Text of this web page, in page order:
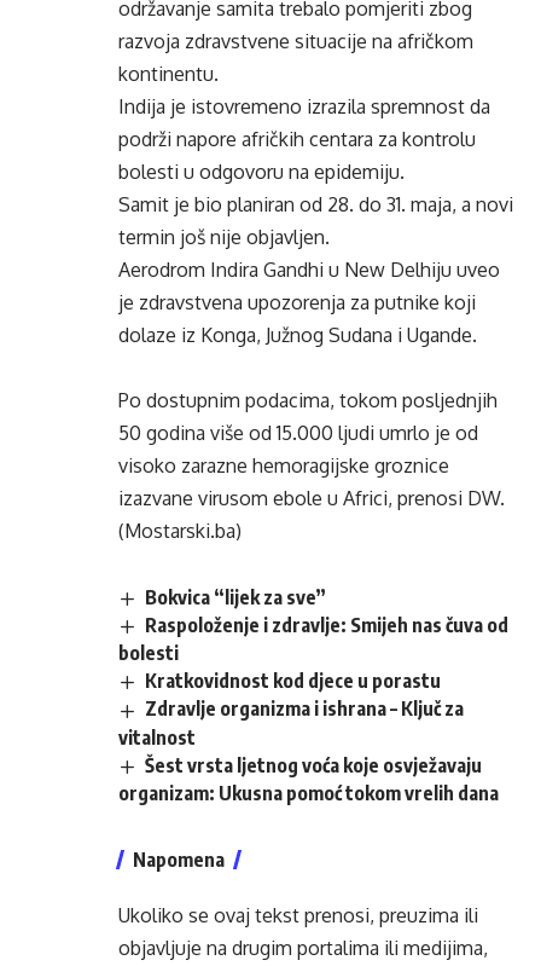
održavanje samita trebalo pomjeriti zbog
razvoja zdravstvene situacije na afričkom
kontinentu.
Indija je istovremeno izrazila spremnost da
podrži napore afričkih centara za kontrolu
bolesti u odgovoru na epidemiju.
Samit je bio planiran od 28. do 31. maja, a novi
termin još nije objavljen.
Aerodrom Indira Gandhi u New Delhiju uveo
je zdravstvena upozorenja za putnike koji
dolaze iz Konga, Južnog Sudana i Ugande.
Po dostupnim podacima, tokom posljednjih
50 godina više od 15.000 ljudi umrlo je od
visoko zarazne hemoragijske groznice
izazvane virusom ebole u Africi, prenosi DW.
(Mostarski.ba)
Bokvica “lijek za sve”
Raspoloženje i zdravlje: Smijeh nas čuva od
bolesti
Kratkovidnost kod djece u porastu
Zdravlje organizma i ishrana – Ključ za
vitalnost
Šest vrsta ljetnog voća koje osvježavaju
organizam: Ukusna pomoć tokom vrelih dana
Napomena
Ukoliko se ovaj tekst prenosi, preuzima ili
objavljuje na drugim portalima ili medijima,